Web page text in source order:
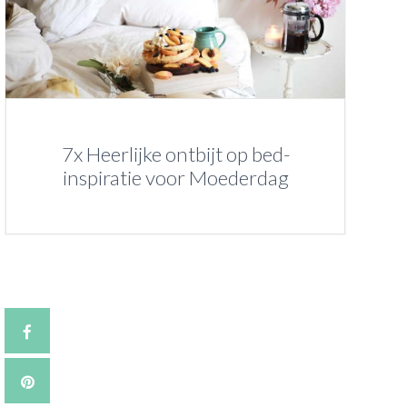
7x Heerlijke ontbijt op bed-
inspiratie voor Moederdag